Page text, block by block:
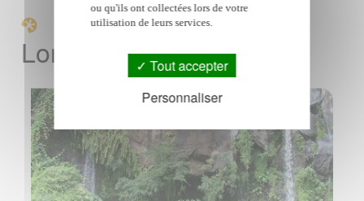
A proximité du Bassin
Long
ou qu'ils ont collectées lors de votre
utilisation de leurs services.
Tout accepter
Personnaliser